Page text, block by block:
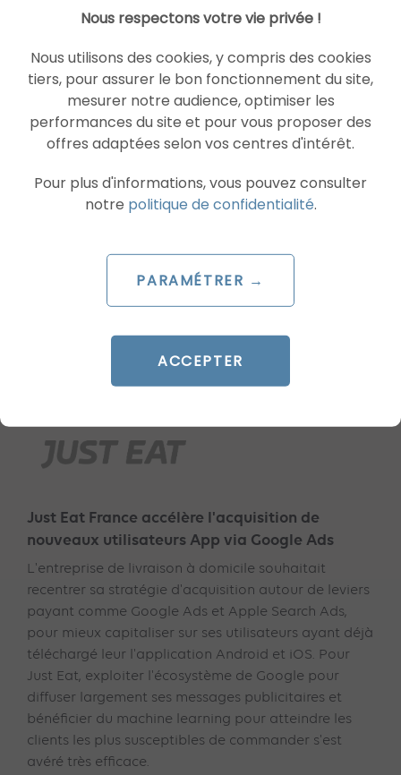
+172% de commandes via
l’App
-46% de coût par commande
via l’App
Just Eat France accélère l'acquisition de
nouveaux utilisateurs App via Google Ads
L'entreprise de livraison à domicile souhaitait
recentrer sa stratégie d'acquisition autour de leviers
payant comme Google Ads et Apple Search Ads,
pour mieux capitaliser sur ses utilisateurs ayant déjà
téléchargé leur l'application Android et iOS. Pour
Just Eat, exploiter l'écosystème de Google pour
diffuser largement ses messages publicitaires et
bénéficier du machine learning pour atteindre les
clients les plus susceptibles de commander s'est
avéré très efficace.
Nous respectons votre vie privée !
Nous utilisons des cookies, y compris des cookies
tiers, pour assurer le bon fonctionnement du site,
mesurer notre audience, optimiser les
performances du site et pour vous proposer des
offres adaptées selon vos centres d'intérêt.
Pour plus d'informations, vous pouvez consulter
notre politique de confidentialité.
PARAMÉTRER →
ACCEPTER